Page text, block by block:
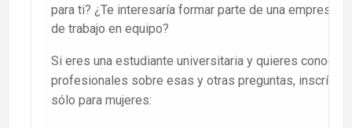
para ti? ¿Te interesaría formar parte de una empresa
de trabajo en equipo?
Si eres una estudiante universitaria y quieres
profesionales sobre esas y otras preguntas,
sólo para mujeres: